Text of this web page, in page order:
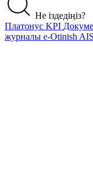
Не іздедіңіз?
Платонус KPI
журналы e-Otinish